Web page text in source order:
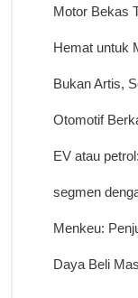
Motor Bekas
Hemat untuk
Bukan Artis,
Otomotif
EV atau
segmen
Menkeu:
Daya Beli